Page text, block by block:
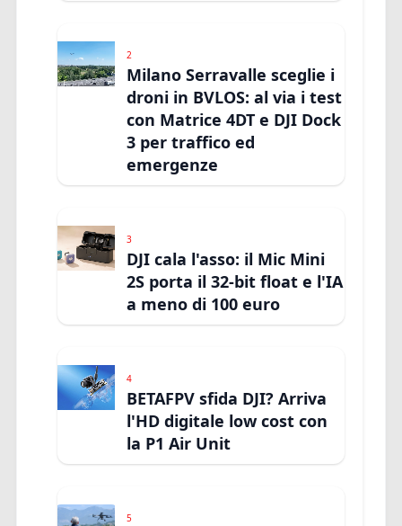
2
Milano Serravalle sceglie i
droni in BVLOS: al via i test
con Matrice 4DT e DJI Dock
3 per traffico ed
emergenze
3
DJI cala l'asso: il Mic Mini
2S porta il 32-bit float e l'IA
a meno di 100 euro
4
BETAFPV sfida DJI? Arriva
l'HD digitale low cost con
la P1 Air Unit
5